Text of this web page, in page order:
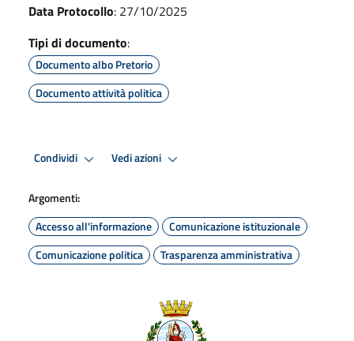
Data Protocollo: 27/10/2025
Tipi di documento:
Documento albo Pretorio
Documento attività politica
Condividi Vedi azioni
Argomenti:
Accesso all'informazione
Comunicazione istituzionale
Comunicazione politica
Trasparenza amministrativa